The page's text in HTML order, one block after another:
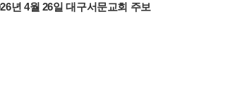
년 4월 26일 대구서문교회 주보